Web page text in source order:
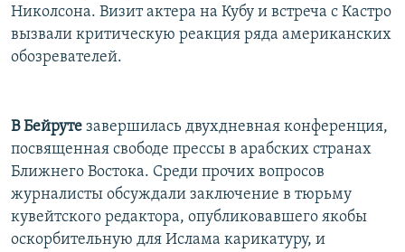
Николсона. Визит актера на Кубу и встреча с Кастро
вызвали критическую реакция ряда американских
обозревателей.
В Бейруте завершилась двухдневная конференция,
посвященная свободе прессы в арабских странах
Ближнего Востока. Среди прочих вопросов
журналисты обсуждали заключение в тюрьму
кувейтского редактора, опубликовавшего якобы
оскорбительную для Ислама карикатуру, и